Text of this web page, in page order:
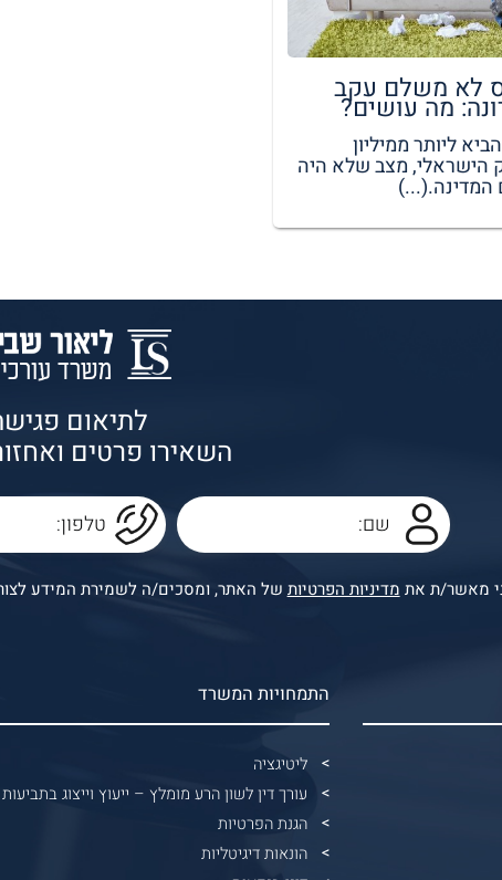
לא משלם עקב
מה עושים?
ליותר ממיליון
הישראלי, מצב שלא היה
המדינה.(...)
לתיאום
השאירו פרטים
מאשר/ת את מדיניות הפרטיות של האתר, ומסכים/ה לשמירת המידע
התמחויות המשרד
ליטיגציה
עורך דין לשון הרע מומלץ – ייעוץ וייצוג
הגנת הפרטיות
הונאות דיגיטליות